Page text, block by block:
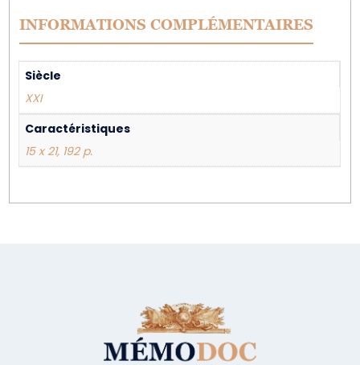
INFORMATIONS COMPLÉMENTAIRES
Siècle
XXI
Caractéristiques
15 x 21, 192 p.